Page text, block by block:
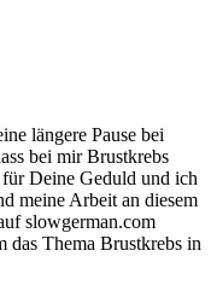
längere Pause bei
bei mir Brustkrebs
Deine Geduld und ich
meine Arbeit an diesem
slowgerman.com
das Thema Brustkrebs in